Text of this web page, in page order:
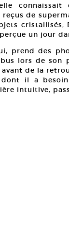
de
cristallisés;
un jour
prend des
lors de son
de la
il a
intuitive,